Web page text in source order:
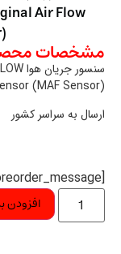
Air Flow
محصول:
Sensor (MAF
به سراسر کشور
افزودن به